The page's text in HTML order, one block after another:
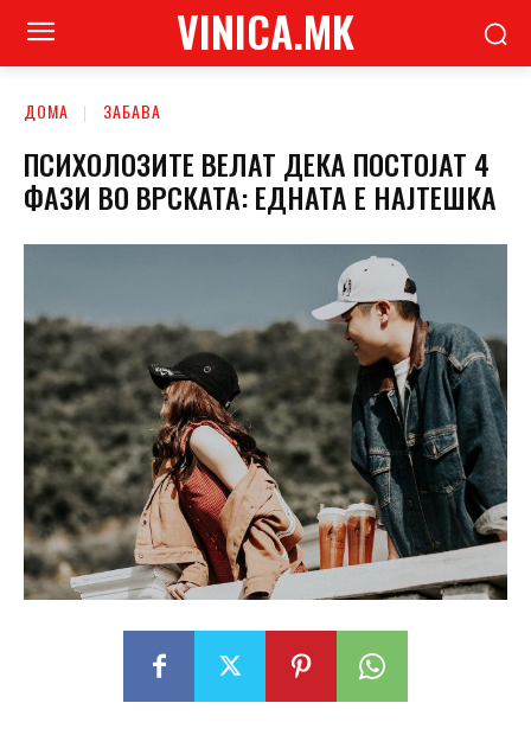
VINICA.MK
ДОМА ЗАБАВА
ПСИХОЛОЗИТЕ ВЕЛАТ ДЕКА ПОСТОЈАТ 4
ФАЗИ ВО ВРСКАТА: ЕДНАТА Е НАЈТЕШКА